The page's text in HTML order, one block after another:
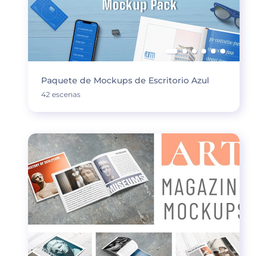
Paquete de Mockups de Escritorio Azul
42 escenas